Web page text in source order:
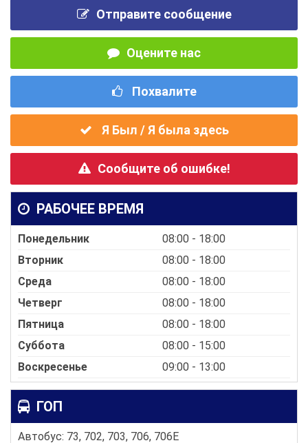
Отправите сообщение
Оцените нас
Похвалите
Я Был / Я была здесь
Сообщите об ошибке!
РАБОЧЕЕ ВРЕМЯ
Понедельник
08:00 - 18:00
Вторник
08:00 - 18:00
Среда
08:00 - 18:00
Четверг
08:00 - 18:00
Пятница
08:00 - 18:00
Суббота
08:00 - 15:00
Воскресенье
09:00 - 13:00
ГОП
Автобус: 73, 702, 703, 706, 706E